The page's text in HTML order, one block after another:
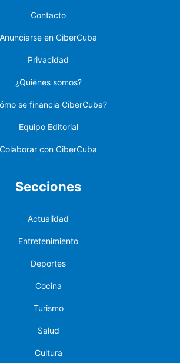
Contacto
Anunciarse en CiberCuba
Privacidad
¿Quiénes somos?
se financia CiberCuba?
Equipo Editorial
Colaborar con CiberCuba
Secciones
Actualidad
Entretenimiento
Deportes
Cocina
Turismo
Salud
Cultura